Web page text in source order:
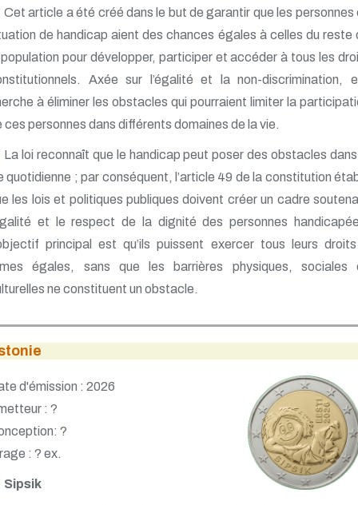
Cet article a été créé dans le but de garantir que les personnes
de handicap aient des chances égales à celles du reste
pour développer, participer et accéder à tous les
Axée sur l’égalité et la non-discrimination,
à éliminer les obstacles qui pourraient limiter la
ces personnes dans différents domaines de la vie.
La loi reconnaît que le handicap peut poser des obstacles
quotidienne ; par conséquent, l’article 49 de la constitution
les lois et politiques publiques doivent créer un cadre
et le respect de la dignité des personnes
principal est qu’ils puissent exercer tous leurs
égales, sans que les barrières physiques, sociales
ne constituent un obstacle.
d'émission : 2026
: ?
?
: ? ex.
Sipsik